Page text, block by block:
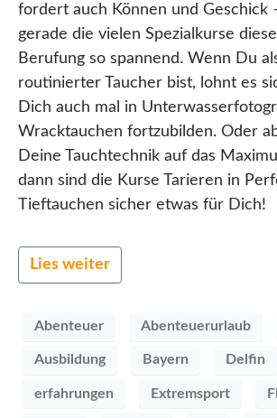
fordert auch Können und Geschick
gerade die vielen Spezialkurse
Berufung so spannend. Wenn Du
routinierter Taucher bist, lohnt es
Dich auch mal in
Wracktauchen fortzubilden. Oder
Deine Tauchtechnik auf das
dann sind die Kurse Tarieren in
Tieftauchen sicher etwas für Dich!
Lies weiter
Abenteuer Abenteuerurlaub
Ausbildung Bayern Delfin
erfahrungen Extremsport